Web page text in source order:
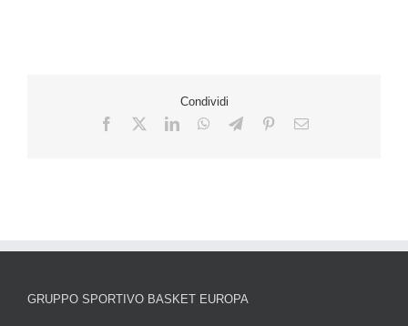
Condividi
GRUPPO SPORTIVO BASKET EUROPA